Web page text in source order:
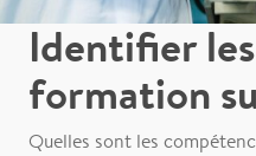
Identifier
formation
Quelles sont les